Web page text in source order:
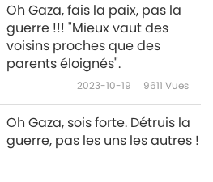
Oh Gaza, fais la paix, pas la
guerre !!! "Mieux vaut des
voisins proches que des
parents éloignés".
2023-10-19 9611 Vues
Oh Gaza, sois forte. Détruis la
guerre, pas les uns les autres !